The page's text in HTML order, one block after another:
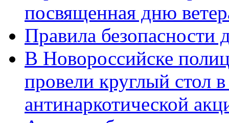
посвященная дню
Правила безопасности
В Новороссийске
провели круглый стол
антинаркотической